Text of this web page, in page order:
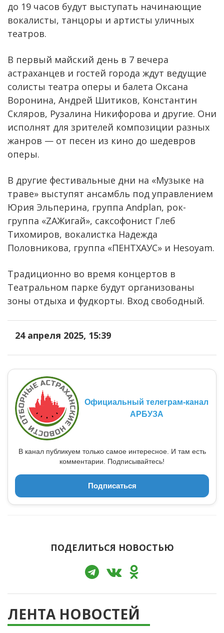
до 19 часов будут выступать начинающие
вокалисты, танцоры и артисты уличных
театров.
В первый майский день в 7 вечера
астраханцев и гостей города ждут ведущие
солисты театра оперы и балета Оксана
Воронина, Андрей Шитиков, Константин
Скляров, Рузалина Никифорова и другие. Они
исполнят для зрителей композиции разных
жанров — от песен из кино до шедевров
оперы.
В другие фестивальные дни на «Музыке на
траве» выступят ансамбль под управлением
Юрия Эльперина, группа Andplan, рок-
группа «ZАЖигай», саксофонист Глеб
Тихомиров, вокалистка Надежда
Половникова, группа «ПЕНТХАУС» и Hesoyam.
Традиционно во время концертов в
Театральном парке будут организованы
зоны отдыха и фудкорты. Вход свободный.
24 апреля 2025, 15:39
Официальный телеграм-канал
АРБУЗА
В канал публикуем только самое интересное. И там есть
комментарии. Подписывайтесь!
Подписаться
ПОДЕЛИТЬСЯ НОВОСТЬЮ
ЛЕНТА НОВОСТЕЙ